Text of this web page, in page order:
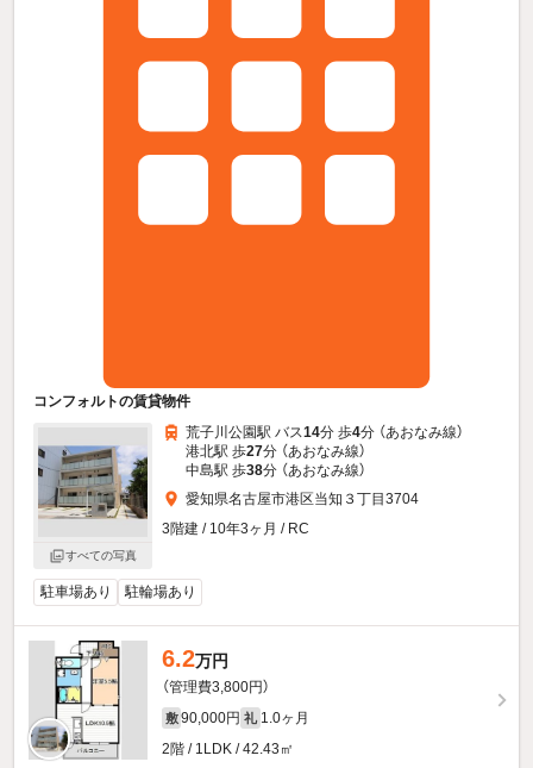
コンフォルトの賃貸物件
すべての写真
荒子川公園駅 バス14分 歩4分 （あおなみ線）
港北駅 歩27分 （あおなみ線）
中島駅 歩38分 （あおなみ線）
愛知県名古屋市港区当知３丁目3704
3階建 / 10年3ヶ月 / RC
駐車場あり 駐輪場あり
6.2万円
（管理費3,800円）
敷 90,000円 礼 1.0ヶ月
2階 / 1LDK / 42.43㎡